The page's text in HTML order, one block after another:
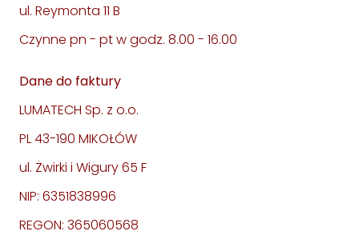
ul. Reymonta 11 B
Czynne pn - pt w godz. 8.00 - 16.00
Dane do faktury
LUMATECH Sp. z o.o.
PL 43-190 MIKOŁÓW
ul. Żwirki i Wigury 65 F
NIP: 6351838996
REGON: 365060568